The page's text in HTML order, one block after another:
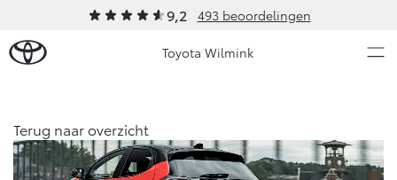
9,2 493 beoordelingen
Toyota Wilmink
Ons bedrijf
Modellen
Terug naar overzicht